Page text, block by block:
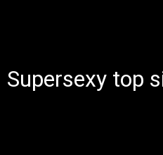
Supersexy top